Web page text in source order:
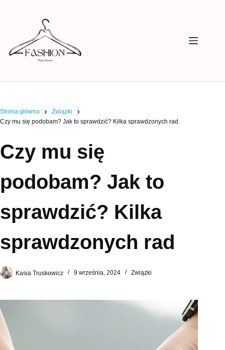
Strona główna
Związki
Czy mu się podobam? Jak to sprawdzić? Kilka sprawdzonych rad
Czy mu się
podobam? Jak to
sprawdzić? Kilka
sprawdzonych rad
Kasia Truskowicz 9 września, 2024 Związki